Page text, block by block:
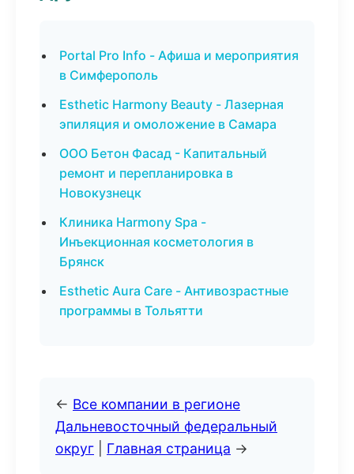
Portal Pro Info - Афиша и мероприятия
в Симферополь
Esthetic Harmony Beauty - Лазерная
эпиляция и омоложение в Самара
ООО Бетон Фасад - Капитальный
ремонт и перепланировка в
Новокузнецк
Клиника Harmony Spa -
Инъекционная косметология в
Брянск
Esthetic Aura Care - Антивозрастные
программы в Тольятти
← Все компании в регионе
Дальневосточный федеральный
округ
Главная страница →